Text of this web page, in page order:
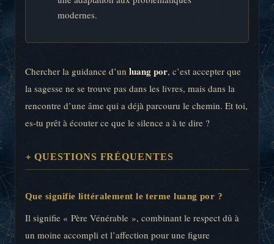
modernes.
Chercher la guidance d’un luang por, c’est accepter que
la sagesse ne se trouve pas dans les livres, mais dans la
rencontre d’une âme qui a déjà parcouru le chemin. Et toi,
es-tu prêt à écouter ce que le silence a à te dire ?
QUESTIONS FRÉQUENTES
Que signifie littéralement le terme luang por ?
Il signifie « Père Vénérable », combinant le respect dû à
un moine accompli et l’affection pour une figure